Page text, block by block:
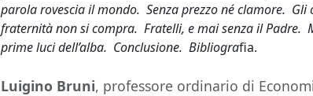
parola rovescia il mondo. Senza prezzo né clamore.
fraternità non si compra. Fratelli, e mai senza il Padre.
prime luci dell’alba. Conclusione. Bibliografia.
Luigino Bruni, professore ordinario di